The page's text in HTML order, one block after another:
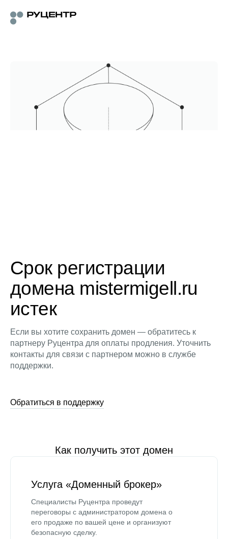
Срок регистрации
домена mistermigell.ru
истек
Если вы хотите сохранить домен — обратитесь к
партнеру Руцентра для оплаты продления. Уточнить
контакты для связи с партнером можно в службе
поддержки.
Обратиться в поддержку
Как получить этот домен
Услуга «Доменный брокер»
Специалисты Руцентра проведут
переговоры с администратором домена о
его продаже по вашей цене и организуют
безопасную сделку.